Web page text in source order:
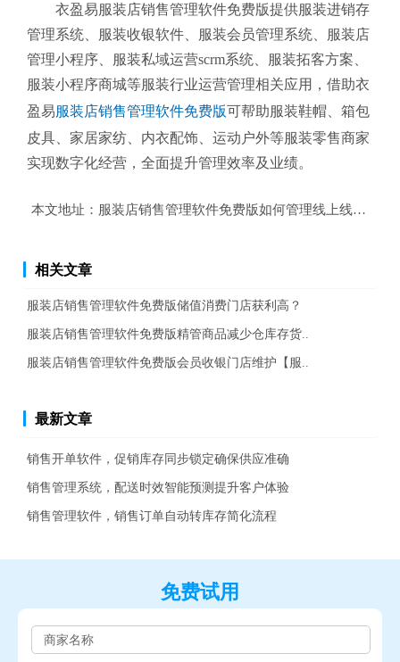
衣盈易服装店销售管理软件免费版提供服装进销存
管理系统、服装收银软件、服装会员管理系统、服装店
管理小程序、服装私域运营scrm系统、服装拓客方案、
服装小程序商城等服装行业运营管理相关应用，借助衣
盈易服装店销售管理软件免费版可帮助服装鞋帽、箱包
皮具、家居家纺、内衣配饰、运动户外等服装零售商家
实现数字化经营，全面提升管理效率及业绩。
本文地址： 服装店销售管理软件免费版如何管理线上线下进销
相关文章
服装店销售管理软件免费版储值消费门店获利高？
服装店销售管理软件免费版精管商品减少仓库存货..
服装店销售管理软件免费版会员收银门店维护【服..
最新文章
销售开单软件，促销库存同步锁定确保供应准确
销售管理系统，配送时效智能预测提升客户体验
销售管理软件，销售订单自动转库存简化流程
免费试用